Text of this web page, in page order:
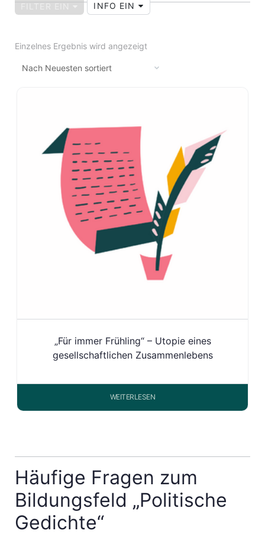
INFO EIN
Einzelnes Ergebnis wird angezeigt
„Für immer Frühling“ – Utopie eines
gesellschaftlichen Zusammenlebens
WEITERLESEN
Häufige Fragen zum
Bildungsfeld „Politische
Gedichte“